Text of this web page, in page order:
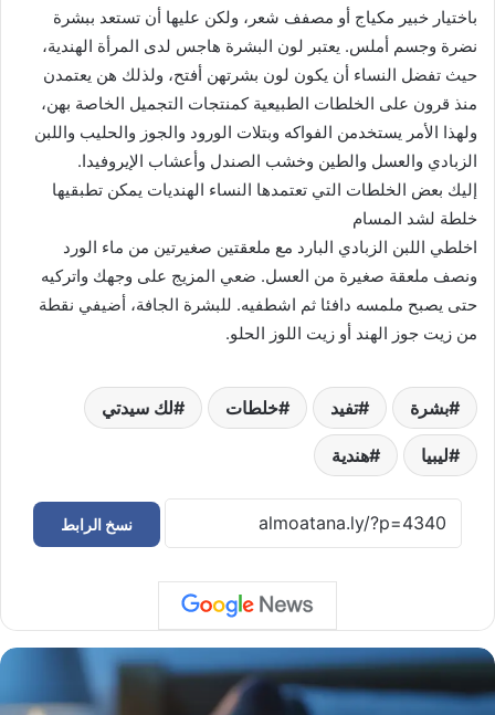
باختيار خبير مكياج أو مصفف شعر، ولكن عليها أن تستعد ببشرة
نضرة وجسم أملس. يعتبر لون البشرة هاجس لدى المرأة الهندية،
حيث تفضل النساء أن يكون لون بشرتهن أفتح، ولذلك هن يعتمدن
منذ قرون على الخلطات الطبيعية كمنتجات التجميل الخاصة بهن،
ولهذا الأمر يستخدمن الفواكه وبتلات الورود والجوز والحليب واللبن
الزبادي والعسل والطين وخشب الصندل وأعشاب الإيروفيدا.
إليك بعض الخلطات التي تعتمدها النساء الهنديات يمكن تطبقيها
خلطة لشد المسام
اخلطي اللبن الزبادي البارد مع ملعقتين صغيرتين من ماء الورد
ونصف ملعقة صغيرة من العسل. ضعي المزيج على وجهك واتركيه
حتى يصبح ملمسه دافئا ثم اشطفيه. للبشرة الجافة، أضيفي نقطة
من زيت جوز الهند أو زيت اللوز الحلو.
بشرة تفيد خلطات لك سيدتي
ليبيا هندية
نسخ الرابط